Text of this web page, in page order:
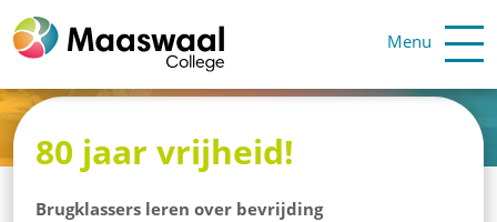
Menu
80 jaar vrijheid!
Brugklassers leren over bevrijding